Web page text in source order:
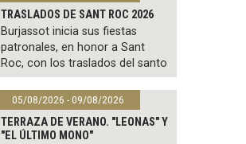
TRASLADOS DE SANT ROC 2026
Burjassot inicia sus fiestas
patronales, en honor a Sant
Roc, con los traslados del santo
05/08/2026 - 09/08/2026
TERRAZA DE VERANO. "LEONAS" Y
"EL ÚLTIMO MONO"